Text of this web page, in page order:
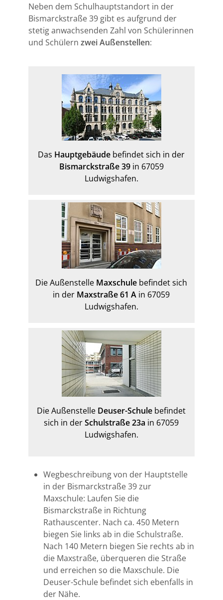
Neben dem Schulhauptstandort in der
Bismarckstraße 39 gibt es aufgrund der
stetig anwachsenden Zahl von Schülerinnen
und Schülern zweiAußenstellen:
Das Hauptgebäude befindet sich in der
Bismarckstraße 39in 67059
Ludwigshafen.
Die Außenstelle Maxschule befindet sich
in der Maxstraße 61 A in 67059
Ludwigshafen.
Die Außenstelle Deuser-Schule befindet
sich in derSchulstraße 23a in 67059
Ludwigshafen.
Wegbeschreibung von der Hauptstelle
in der Bismarckstraße 39 zur
Maxschule: Laufen Sie die
Bismarckstraße in Richtung
Rathauscenter. Nach ca. 450 Metern
biegen Sie links ab in die Schulstraße.
Nach 140 Metern biegen Sie rechts ab in
die Maxstraße, überqueren die Straße
und erreichen so die Maxschule. Die
Deuser-Schule befindet sich ebenfalls in
der Nähe.